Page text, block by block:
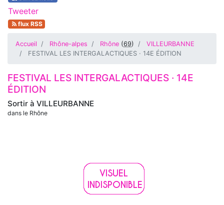
Tweeter
flux RSS
Accueil Rhône-alpes Rhône (69)
VILLEURBANNE
FESTIVAL LES INTERGALACTIQUES · 14E ÉDITION
Sortir à VILLEURBANNE
dans le Rhône
FESTIVAL LES INTERGALACTIQUES · 14E
ÉDITION